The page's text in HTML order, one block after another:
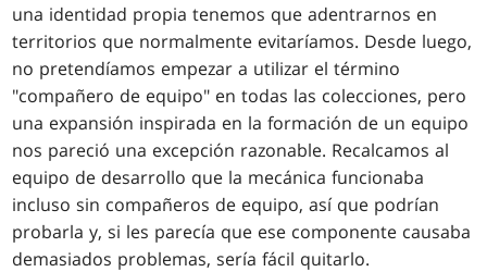
una identidad propia tenemos que adentrarnos en
territorios que normalmente evitaríamos. Desde luego,
no pretendíamos empezar a utilizar el término
"compañero de equipo" en todas las colecciones, pero
una expansión inspirada en la formación de un equipo
nos pareció una excepción razonable. Recalcamos al
equipo de desarrollo que la mecánica funcionaba
incluso sin compañeros de equipo, así que podrían
probarla y, si les parecía que ese componente causaba
demasiados problemas, sería fácil quitarlo.